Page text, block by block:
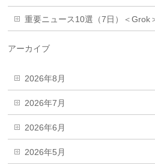
重要ニュース10選（7日）＜Grok
アーカイブ
2026年8月
2026年7月
2026年6月
2026年5月